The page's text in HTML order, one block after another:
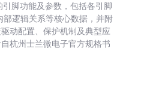
引脚功能及参数，包括各引脚
部逻辑关系等核心数据，并附
动配置、保护机制及典型应
杭州士兰微电子官方规格书